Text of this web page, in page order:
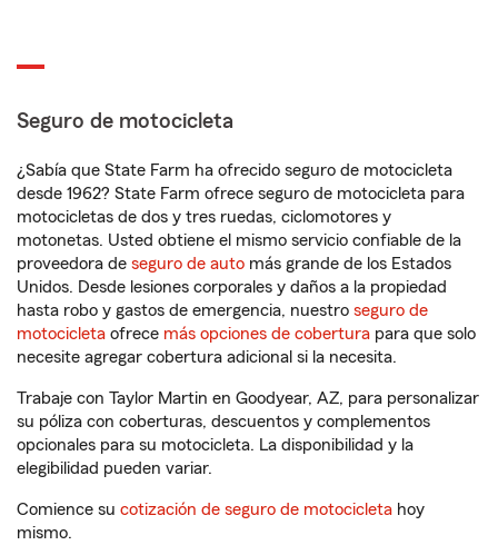
Seguro de motocicleta
¿Sabía que State Farm ha ofrecido seguro de motocicleta
desde 1962? State Farm ofrece seguro de motocicleta para
motocicletas de dos y tres ruedas, ciclomotores y
motonetas. Usted obtiene el mismo servicio confiable de la
proveedora de seguro de auto más grande de los Estados
Unidos. Desde lesiones corporales y daños a la propiedad
hasta robo y gastos de emergencia, nuestro seguro de
motocicleta ofrece más opciones de cobertura para que solo
necesite agregar cobertura adicional si la necesita.
Trabaje con Taylor Martin en Goodyear, AZ, para personalizar
su póliza con coberturas, descuentos y complementos
opcionales para su motocicleta. La disponibilidad y la
elegibilidad pueden variar.
Comience su cotización de seguro de motocicleta hoy
mismo.